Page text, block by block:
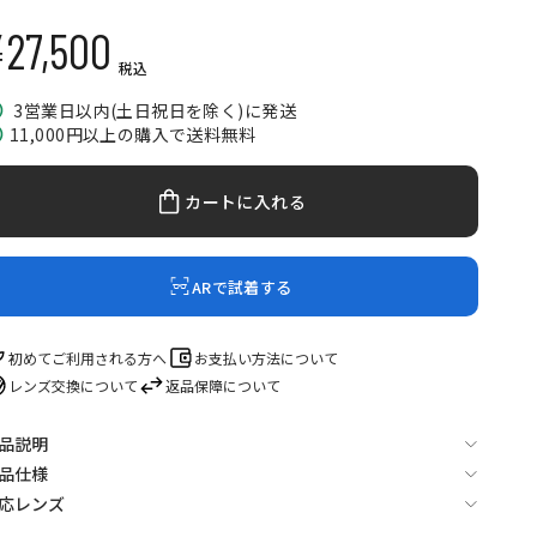
ール価格
税込
3営業日以内(土日祝日を除く)に発送
11,000円以上の購入で送料無料
カートに入れる
ARで試着する
初めてご利用される方へ
お支払い方法について
レンズ交換について
返品保障について
説明
仕様
レンズ